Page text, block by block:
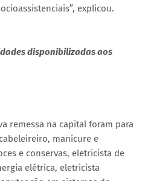
explicou.
disponibilizadas aos
remessa na capital foram para
manicure e
e conservas, eletricista de
elétrica, eletricista